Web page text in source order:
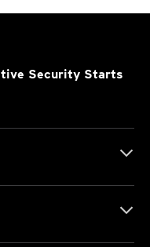
Security Starts